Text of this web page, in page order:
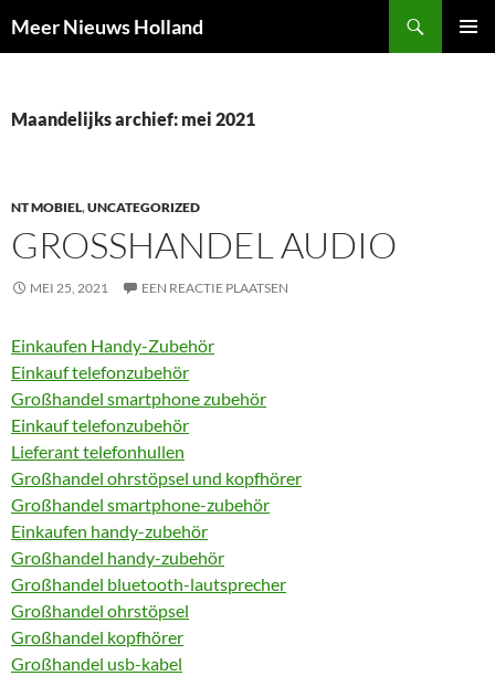
naar
Meer Nieuws Holland
Maandelijks archief: mei 2021
NT MOBIEL,UNCATEGORIZED
GROSSHANDEL AUDIO
MEI 25, 2021 EEN REACTIE PLAATSEN
Einkaufen Handy-Zubehör
Einkauf telefonzubehör
Großhandel smartphone zubehör
Einkauf telefonzubehör
Lieferant telefonhullen
Großhandel ohrstöpsel und kopfhörer
Großhandel smartphone-zubehör
Einkaufen handy-zubehör
Großhandel handy-zubehör
Großhandel bluetooth-lautsprecher
Großhandel ohrstöpsel
Großhandel kopfhörer
Großhandel usb-kabel